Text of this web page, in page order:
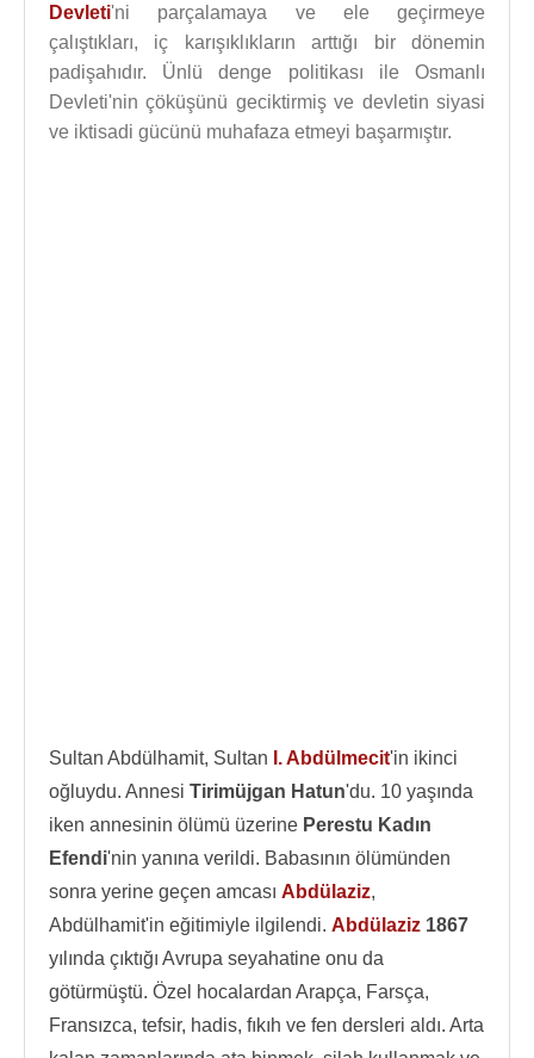
Devleti'ni parçalamaya ve ele geçirmeye
çalıştıkları, iç karışıklıkların arttığı bir dönemin
padişahıdır. Ünlü denge politikası ile Osmanlı
Devleti'nin çöküşünü geciktirmiş ve devletin siyasi
ve iktisadi gücünü muhafaza etmeyi başarmıştır.
Sultan Abdülhamit, Sultan I. Abdülmecit'in ikinci
oğluydu. Annesi Tirimüjgan Hatun'du. 10 yaşında
iken annesinin ölümü üzerine Perestu Kadın
Efendi'nin yanına verildi. Babasının ölümünden
sonra yerine geçen amcası Abdülaziz,
Abdülhamit'in eğitimiyle ilgilendi. Abdülaziz 1867
yılında çıktığı Avrupa seyahatine onu da
götürmüştü. Özel hocalardan Arapça, Farsça,
Fransızca, tefsir, hadis, fıkıh ve fen dersleri aldı. Arta